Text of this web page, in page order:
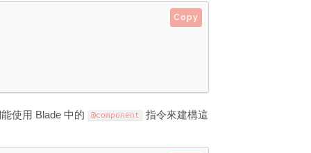
Copy
使用 Blade 中的 @component 指令來建構這